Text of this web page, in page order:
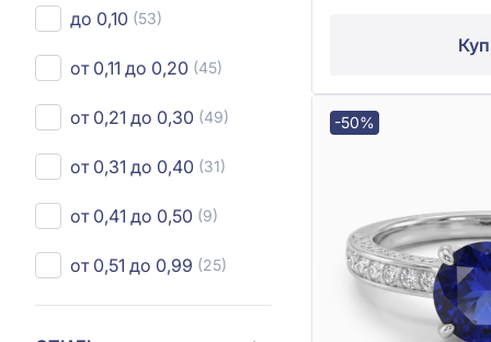
до 0,10 (53)
от 0,11 до 0,20 (45)
от 0,21 до 0,30 (49)
от 0,31 до 0,40 (31)
от 0,41 до 0,50 (9)
от 0,51 до 0,99 (25)
-50%